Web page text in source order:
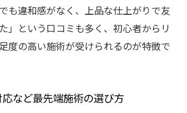
も違和感がなく、上品な仕上がりで友
」という口コミも多く、初心者からリ
度の高い施術が受けられるのが特徴で
など最先端施術の選び方